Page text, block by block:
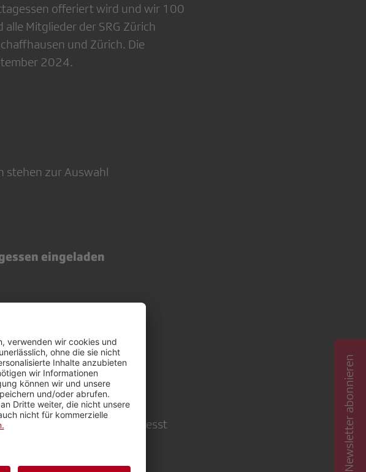
offeriert wird und wir 100
Mitglieder der SRG Zürich
und Zürich. Die
2024.
stehen zur Auswahl
eingeladen
Schaffhausen
bleiben, die Badi schliesst
Newsletter abonnieren